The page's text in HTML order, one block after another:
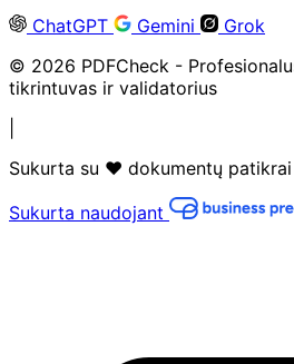
ChatGPT
Gemini
Grok
© 2026 PDFCheck -
tikrintuvas ir validatorius
Sukurta su ❤️ dokumentų patikrai
Sukurta naudojant